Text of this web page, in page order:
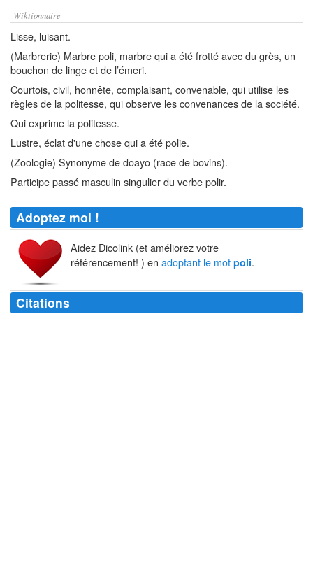
Wiktionnaire
Lisse, luisant.
(Marbrerie) Marbre poli, marbre qui a été frotté avec du grès, un
bouchon de linge et de l’émeri.
Courtois, civil, honnête, complaisant, convenable, qui utilise les
règles de la politesse, qui observe les convenances de la société.
Qui exprime la politesse.
Lustre, éclat d'une chose qui a été polie.
(Zoologie) Synonyme de doayo (race de bovins).
Participe passé masculin singulier du verbe polir.
Adoptez moi !
Aidez Dicolink (et améliorez votre
référencement! ) en adoptant le mot poli.
Citations